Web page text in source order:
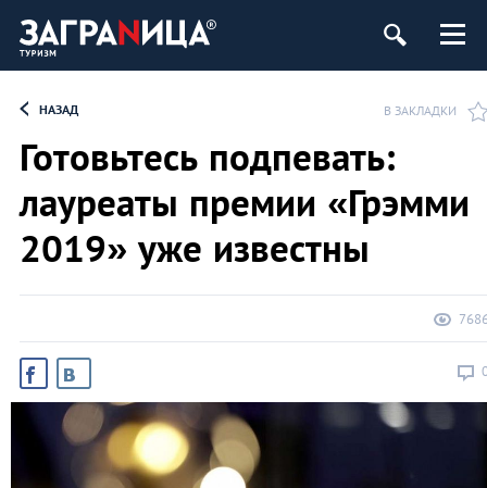
НАЗАД В ЗАКЛАДКИ
Готовьтесь подпевать:
лауреаты премии «Грэмми
2019» уже известны